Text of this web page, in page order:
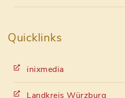
Quicklinks
inixmedia
Landkreis Würzburg